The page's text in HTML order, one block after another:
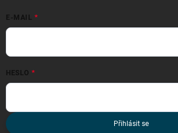
E-MAIL
HESLO
Přihlásit se